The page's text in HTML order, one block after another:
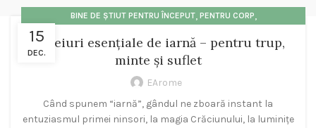
15
DEC.
BINE DE ȘTIUT PENTRU ÎNCEPUT, PENTRU CORP,
8 uleiuri esențiale de iarnă – pentru trup,
minte și suflet
EArome
Când spunem “iarnă”, gândul ne zboară instant la
entuziasmul primei ninsori, la magia Crăciunului, la luminițe